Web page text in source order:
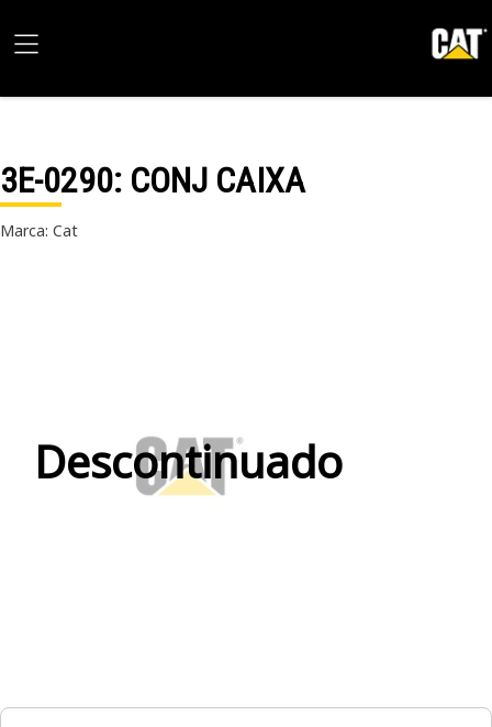
3E-0290: CONJ CAIXA
Marca: Cat
Descontinuado